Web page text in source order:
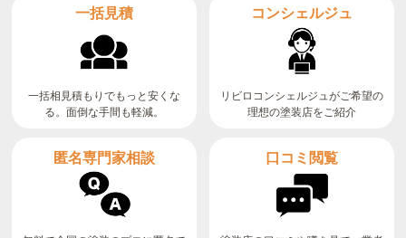
一括見積
一括相見積もりでもっと安くな
る。面倒な手間も軽減。
コンシェルジュ
リビロコンシェルジュがご希望の
理想の塗装店をご紹介
匿名専門家相談 口コミ閲覧